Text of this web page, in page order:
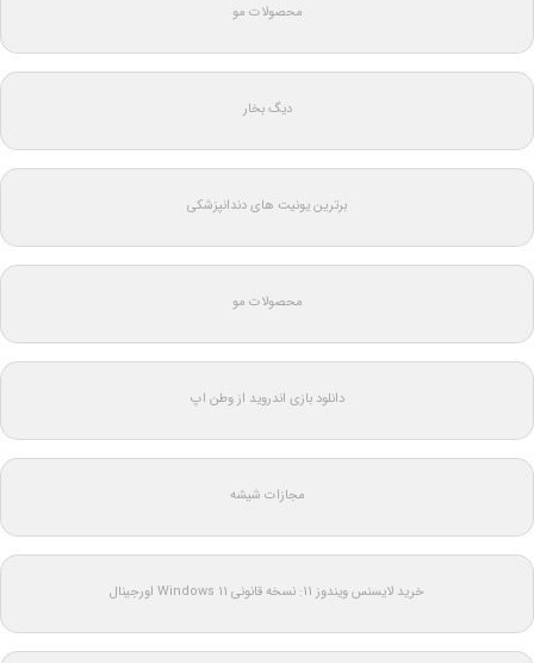
محصولات مو
دیگ بخار
برترین یونیت های دندانپزشکی
محصولات مو
دانلود بازی اندروید از وطن اپ
مجازات شیشه
خرید لایسنس ویندوز 11: نسخه قانونی Windows 11 اورجینال